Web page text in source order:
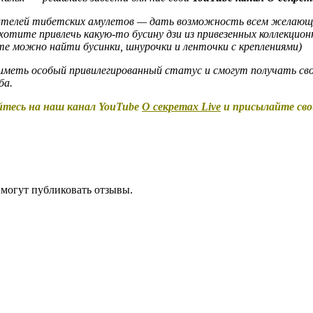
тибетских амулетов — дать возможность всем
привлечь какую-то бусину дзи из привезенных
найти бусинки, шнурочки и ленточки с креплениями)
особый привилегированный статус и смогут получать
на наш канал YouTube О секретах Live и присылайте
публиковать отзывы.